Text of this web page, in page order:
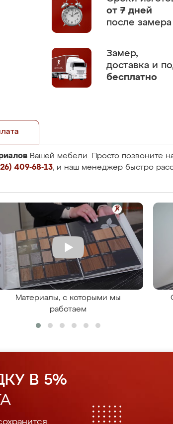
от 7 дней
после замера
Замер,
доставка и
бесплатно
Вашей мебели. Просто позвоните
409-68-13, и наш менеджер быстро
Материалы, с которыми мы
работаем
В 5%